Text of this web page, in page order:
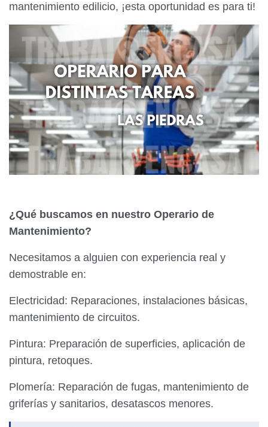
mantenimiento edilicio, ¡esta oportunidad es para ti!
¿Qué buscamos en nuestro Operario de
Mantenimiento?
Necesitamos a alguien con experiencia real y
demostrable en:
Electricidad: Reparaciones, instalaciones básicas,
mantenimiento de circuitos.
Pintura: Preparación de superficies, aplicación de
pintura, retoques.
Plomería: Reparación de fugas, mantenimiento de
griferías y sanitarios, desatascos menores.